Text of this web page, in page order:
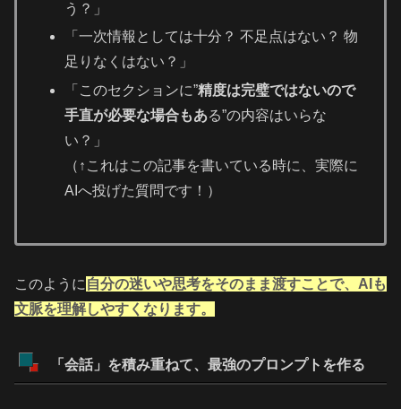
う？」
「一次情報としては十分？ 不足点はない？ 物
足りなくはない？」
「このセクションに”精度は完璧ではないので
手直が必要な場合もある”の内容はいらな
い？」
（↑これはこの記事を書いている時に、実際に
AIへ投げた質問です！）
このように 自分の迷いや思考をそのまま渡すことで、AIも
文脈を理解しやすくなります。
「会話」を積み重ねて、最強のプロンプトを作る